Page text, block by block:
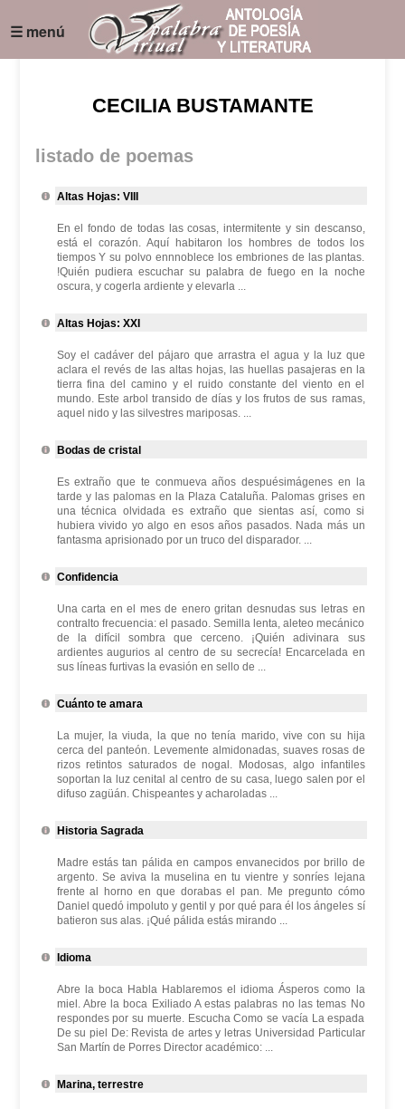
☰ menú
CECILIA BUSTAMANTE
listado de poemas
Altas Hojas: VIII
En el fondo de todas las cosas, intermitente y sin descanso,
está el corazón. Aquí habitaron los hombres de todos los
tiempos Y su polvo ennnoblece los embriones de las plantas.
!Quién pudiera escuchar su palabra de fuego en la noche
oscura, y cogerla ardiente y elevarla ...
Altas Hojas: XXI
Soy el cadáver del pájaro que arrastra el agua y la luz que
aclara el revés de las altas hojas, las huellas pasajeras en la
tierra fina del camino y el ruido constante del viento en el
mundo. Este arbol transido de días y los frutos de sus ramas,
aquel nido y las silvestres mariposas. ...
Bodas de cristal
Es extraño que te conmueva años despuésimágenes en la
tarde y las palomas en la Plaza Cataluña. Palomas grises en
una técnica olvidada es extraño que sientas así, como si
hubiera vivido yo algo en esos años pasados. Nada más un
fantasma aprisionado por un truco del disparador. ...
Confidencia
Una carta en el mes de enero gritan desnudas sus letras en
contralto frecuencia: el pasado. Semilla lenta, aleteo mecánico
de la difícil sombra que cerceno. ¡Quién adivinara sus
ardientes augurios al centro de su secrecía! Encarcelada en
sus líneas furtivas la evasión en sello de ...
Cuánto te amara
La mujer, la viuda, la que no tenía marido, vive con su hija
cerca del panteón. Levemente almidonadas, suaves rosas de
rizos retintos saturados de nogal. Modosas, algo infantiles
soportan la luz cenital al centro de su casa, luego salen por el
difuso zagüán. Chispeantes y acharoladas ...
Historia Sagrada
Madre estás tan pálida en campos envanecidos por brillo de
argento. Se aviva la muselina en tu vientre y sonríes lejana
frente al horno en que dorabas el pan. Me pregunto cómo
Daniel quedó impoluto y gentil y por qué para él los ángeles sí
batieron sus alas. ¡Qué pálida estás mirando ...
Idioma
Abre la boca Habla Hablaremos el idioma Ásperos como la
miel. Abre la boca Exiliado A estas palabras no las temas No
respondes por su muerte. Escucha Como se vacía La espada
De su piel De: Revista de artes y letras Universidad Particular
San Martín de Porres Director académico: ...
Marina, terrestre